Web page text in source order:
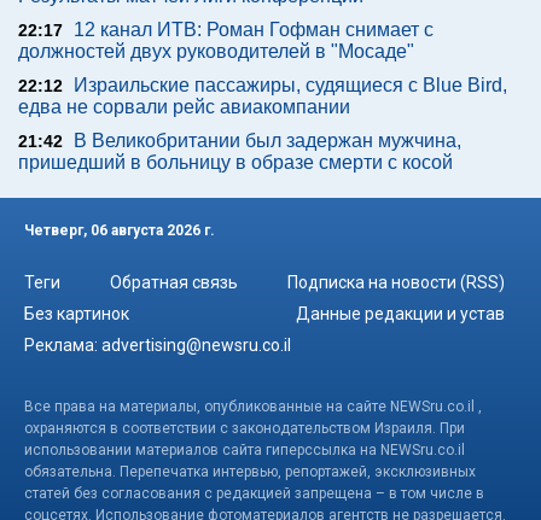
22:17
12 канал ИТВ: Роман Гофман снимает с
должностей двух руководителей в "Мосаде"
22:12
Израильские пассажиры, судящиеся с Blue Bird,
едва не сорвали рейс авиакомпании
21:42
В Великобритании был задержан мужчина,
пришедший в больницу в образе смерти с косой
Четверг, 06 августа 2026 г.
Теги Обратная связь
Подписка на новости (RSS)
Без картинок
Данные редакции и устав
Реклама: advertising@newsru.co.il
Все права на материалы, опубликованные на сайте NEWSru.co.il ,
охраняются в соответствии с законодательством Израиля. При
использовании материалов сайта гиперссылка на NEWSru.co.il
обязательна. Перепечатка интервью, репортажей, эксклюзивных
статей без согласования с редакцией запрещена – в том числе в
соцсетях. Использование фотоматериалов агентств не разрешается.